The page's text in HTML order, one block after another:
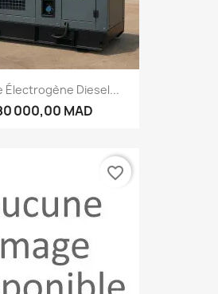
Électrogène Diesel...
000,00 MAD
favorite_border